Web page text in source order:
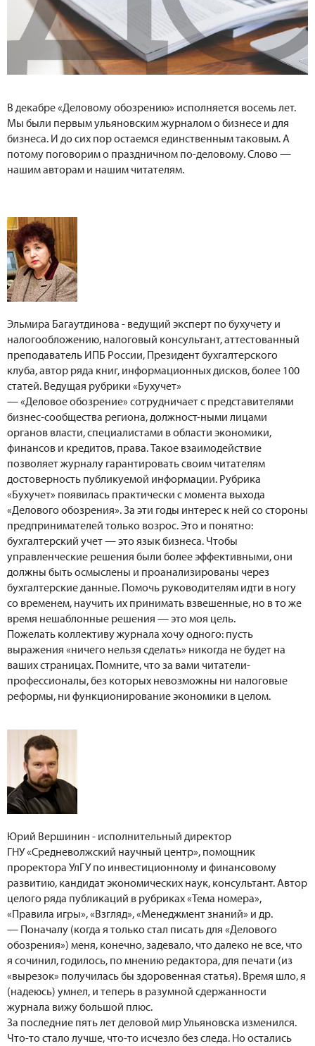
В декабре «Деловому обозрению» исполняется восемь лет.
Мы были первым ульяновским журналом о бизнесе и для
бизнеса. И до сих пор остаемся единственным таковым. А
потому поговорим о праздничном по-деловому. Слово —
нашим авторам и нашим читателям.
Эльмира Багаутдинова - ведущий эксперт по бухучету и
налогообложению, налоговый консультант, аттестованный
преподаватель ИПБ России, Президент бухгалтерского
клуба, автор ряда книг, информационных дисков, более 100
статей. Ведущая рубрики «Бухучет»
— «Деловое обозрение» сотрудничает с представителями
бизнес-сообщества региона, должност-ными лицами
органов власти, специалистами в области экономики,
финансов и кредитов, права. Такое взаимодействие
позволяет журналу гарантировать своим читателям
достоверность публикуемой информации. Рубрика
«Бухучет» появилась практически с момента выхода
«Делового обозрения». За эти годы интерес к ней со стороны
предпринимателей только возрос. Это и понятно:
бухгалтерский учет — это язык бизнеса. Чтобы
управленческие решения были более эффективными, они
должны быть осмыслены и проанализированы через
бухгалтерские данные. Помочь руководителям идти в ногу
со временем, научить их принимать взвешенные, но в то же
время нешаблонные решения — это моя цель.
Пожелать коллективу журнала хочу одного: пусть
выражения «ничего нельзя сделать» никогда не будет на
ваших страницах. Помните, что за вами читатели-
профессионалы, без которых невозможны ни налоговые
реформы, ни функционирование экономики в целом.
Юрий Вершинин - исполнительный директор
ГНУ «Средневолжский научный центр», помощник
проректора УлГУ по инвестиционному и финансовому
развитию, кандидат экономических наук, консультант. Автор
целого ряда публикаций в рубриках «Тема номера»,
«Правила игры», «Взгляд», «Менеджмент знаний» и др.
— Поначалу (когда я только стал писать для «Делового
обозрения») меня, конечно, задевало, что далеко не все, что
я сочинил, годилось, по мнению редактора, для печати (из
«вырезок» получилась бы здоровенная статья). Время шло, я
(надеюсь) умнел, и теперь в разумной сдержанности
журнала вижу большой плюс.
За последние пять лет деловой мир Ульяновска изменился.
Что-то стало лучше, что-то исчезло без следа. Но остались